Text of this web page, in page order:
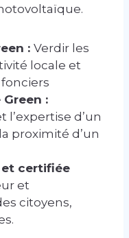
: Verdir les
locale et
Green :
l’expertise d’un
proximité d’un
et certifiée
et
citoyens,